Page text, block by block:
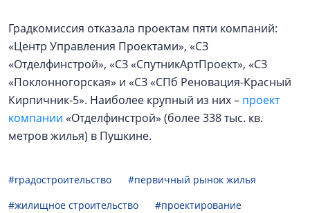
Градкомиссия отказала проектам пяти компаний:
«Центр Управления Проектами», «СЗ
«Отделфинстрой», «СЗ «СпутникАртПроект», «СЗ
«Поклонногорская» и «СЗ «СПб Реновация-Красный
Кирпичник-5». Наиболее крупный из них – проект
компании «Отделфинстрой» (более 338 тыс. кв.
метров жилья) в Пушкине.
#градостроительство
#первичный рынок жилья
#жилищное строительство
#проектирование